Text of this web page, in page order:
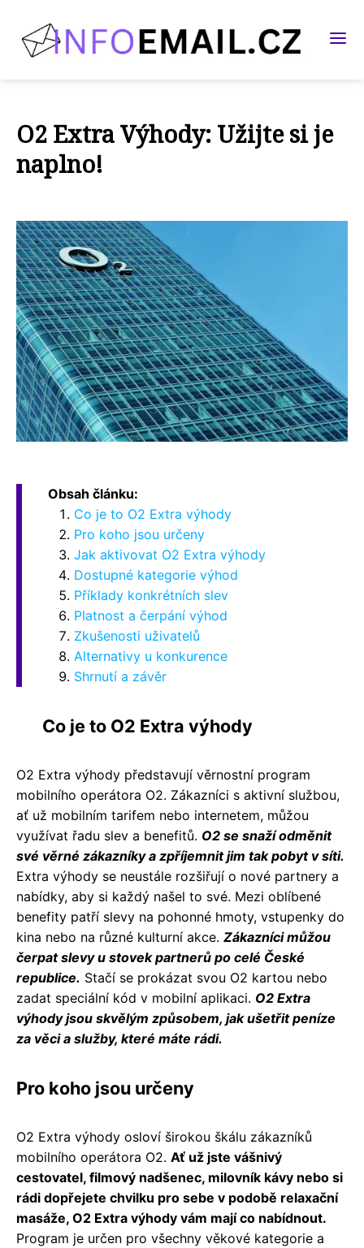
O2 Extra Výhody: Užijte si je
naplno!
Obsah článku:
Co je to O2 Extra výhody
Pro koho jsou určeny
Jak aktivovat O2 Extra výhody
Dostupné kategorie výhod
Příklady konkrétních slev
Platnost a čerpání výhod
Zkušenosti uživatelů
Alternativy u konkurence
Shrnutí a závěr
Co je to O2 Extra výhody
O2 Extra výhody představují věrnostní program
mobilního operátora O2. Zákazníci s aktivní službou,
ať už mobilním tarifem nebo internetem, můžou
využívat řadu slev a benefitů. O2 se snaží odměnit
své věrné zákazníky a zpříjemnit jim tak pobyt v síti.
Extra výhody se neustále rozšiřují o nové partnery a
nabídky, aby si každý našel to své. Mezi oblíbené
benefity patří slevy na pohonné hmoty, vstupenky do
kina nebo na různé kulturní akce. Zákazníci můžou
čerpat slevy u stovek partnerů po celé České
republice. Stačí se prokázat svou O2 kartou nebo
zadat speciální kód v mobilní aplikaci. O2 Extra
výhody jsou skvělým způsobem, jak ušetřit peníze
za věci a služby, které máte rádi.
Pro koho jsou určeny
O2 Extra výhody osloví širokou škálu zákazníků
mobilního operátora O2. Ať už jste vášnivý
cestovatel, filmový nadšenec, milovník kávy nebo si
rádi dopřejete chvilku pro sebe v podobě relaxační
masáže, O2 Extra výhody vám mají co nabídnout.
Program je určen pro všechny věkové kategorie a